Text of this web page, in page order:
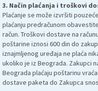
3. Način plaćanja i troškovi
Plaćanje se može izvršiti
plaćanju predračunom
račun. Troškovi dostave na
poštarine iznosi 600 din do
iznajmljenog uređaja ne plaća
ukoliko je iz Beograda. Zakupci
Beograda plaćaju poštarinu
dostave paketa do Zakupca